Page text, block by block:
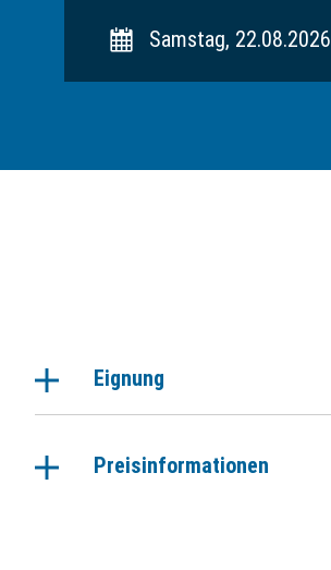
Samstag, 22.08.2026
Eignung
Preisinformationen